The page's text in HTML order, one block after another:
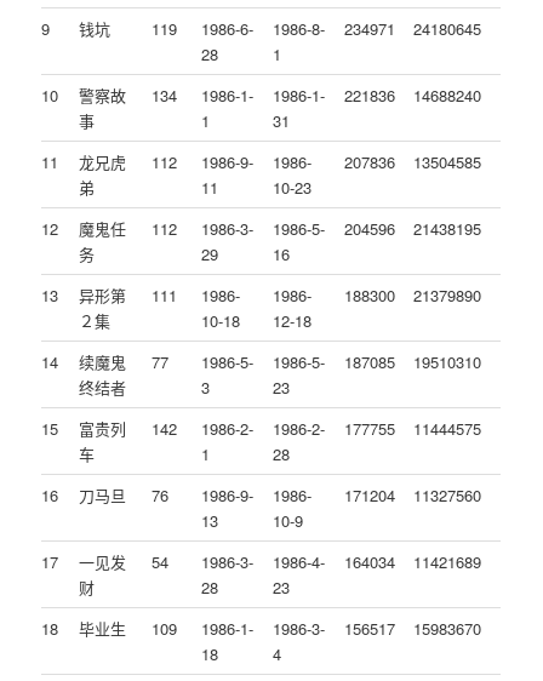
9 钱坑 119
1986-6-
28
1986-8-
1
234971 24180645
10
警察故
事
134
1986-1-
1
1986-1-
31
221836 14688240
11
龙兄虎
弟
112
1986-9-
11
1986-
10-23
207836 13504585
12
魔鬼任
务
112
1986-3-
29
1986-5-
16
204596 21438195
13
异形第
２集
111
1986-
10-18
1986-
12-18
188300 21379890
14
续魔鬼
终结者
77
1986-5-
3
1986-5-
23
187085 19510310
15
富贵列
车
142
1986-2-
1
1986-2-
28
177755 11444575
16 刀马旦 76
1986-9-
13
1986-
10-9
171204 11327560
17
一见发
财
54
1986-3-
28
1986-4-
23
164034 11421689
18 毕业生 109
1986-1-
18
1986-3-
4
156517 15983670